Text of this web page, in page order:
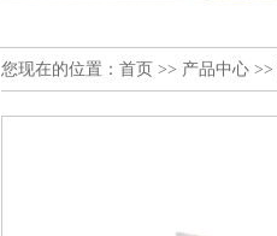
您现在的位置： 首页 >> 产品中心 >>